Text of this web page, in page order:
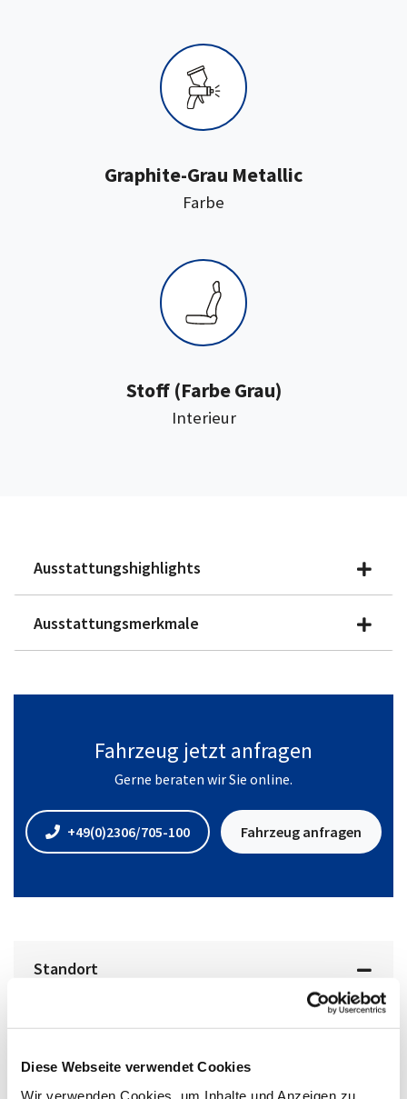
Diese Webseite verwendet Cookies
Wir verwenden Cookies, um Inhalte und Anzeigen zu
Farbe
Graphite-Grau Metallic
Interieur
Stoff :(Farbe Grau)
Ausstattungshighlights
Ausstattungsmerkmale
Fahrzeug jetzt anfragen
Gerne beraten wir Sie online.
+49(0)2306/705-100 Fahrzeug anfragen
Standort